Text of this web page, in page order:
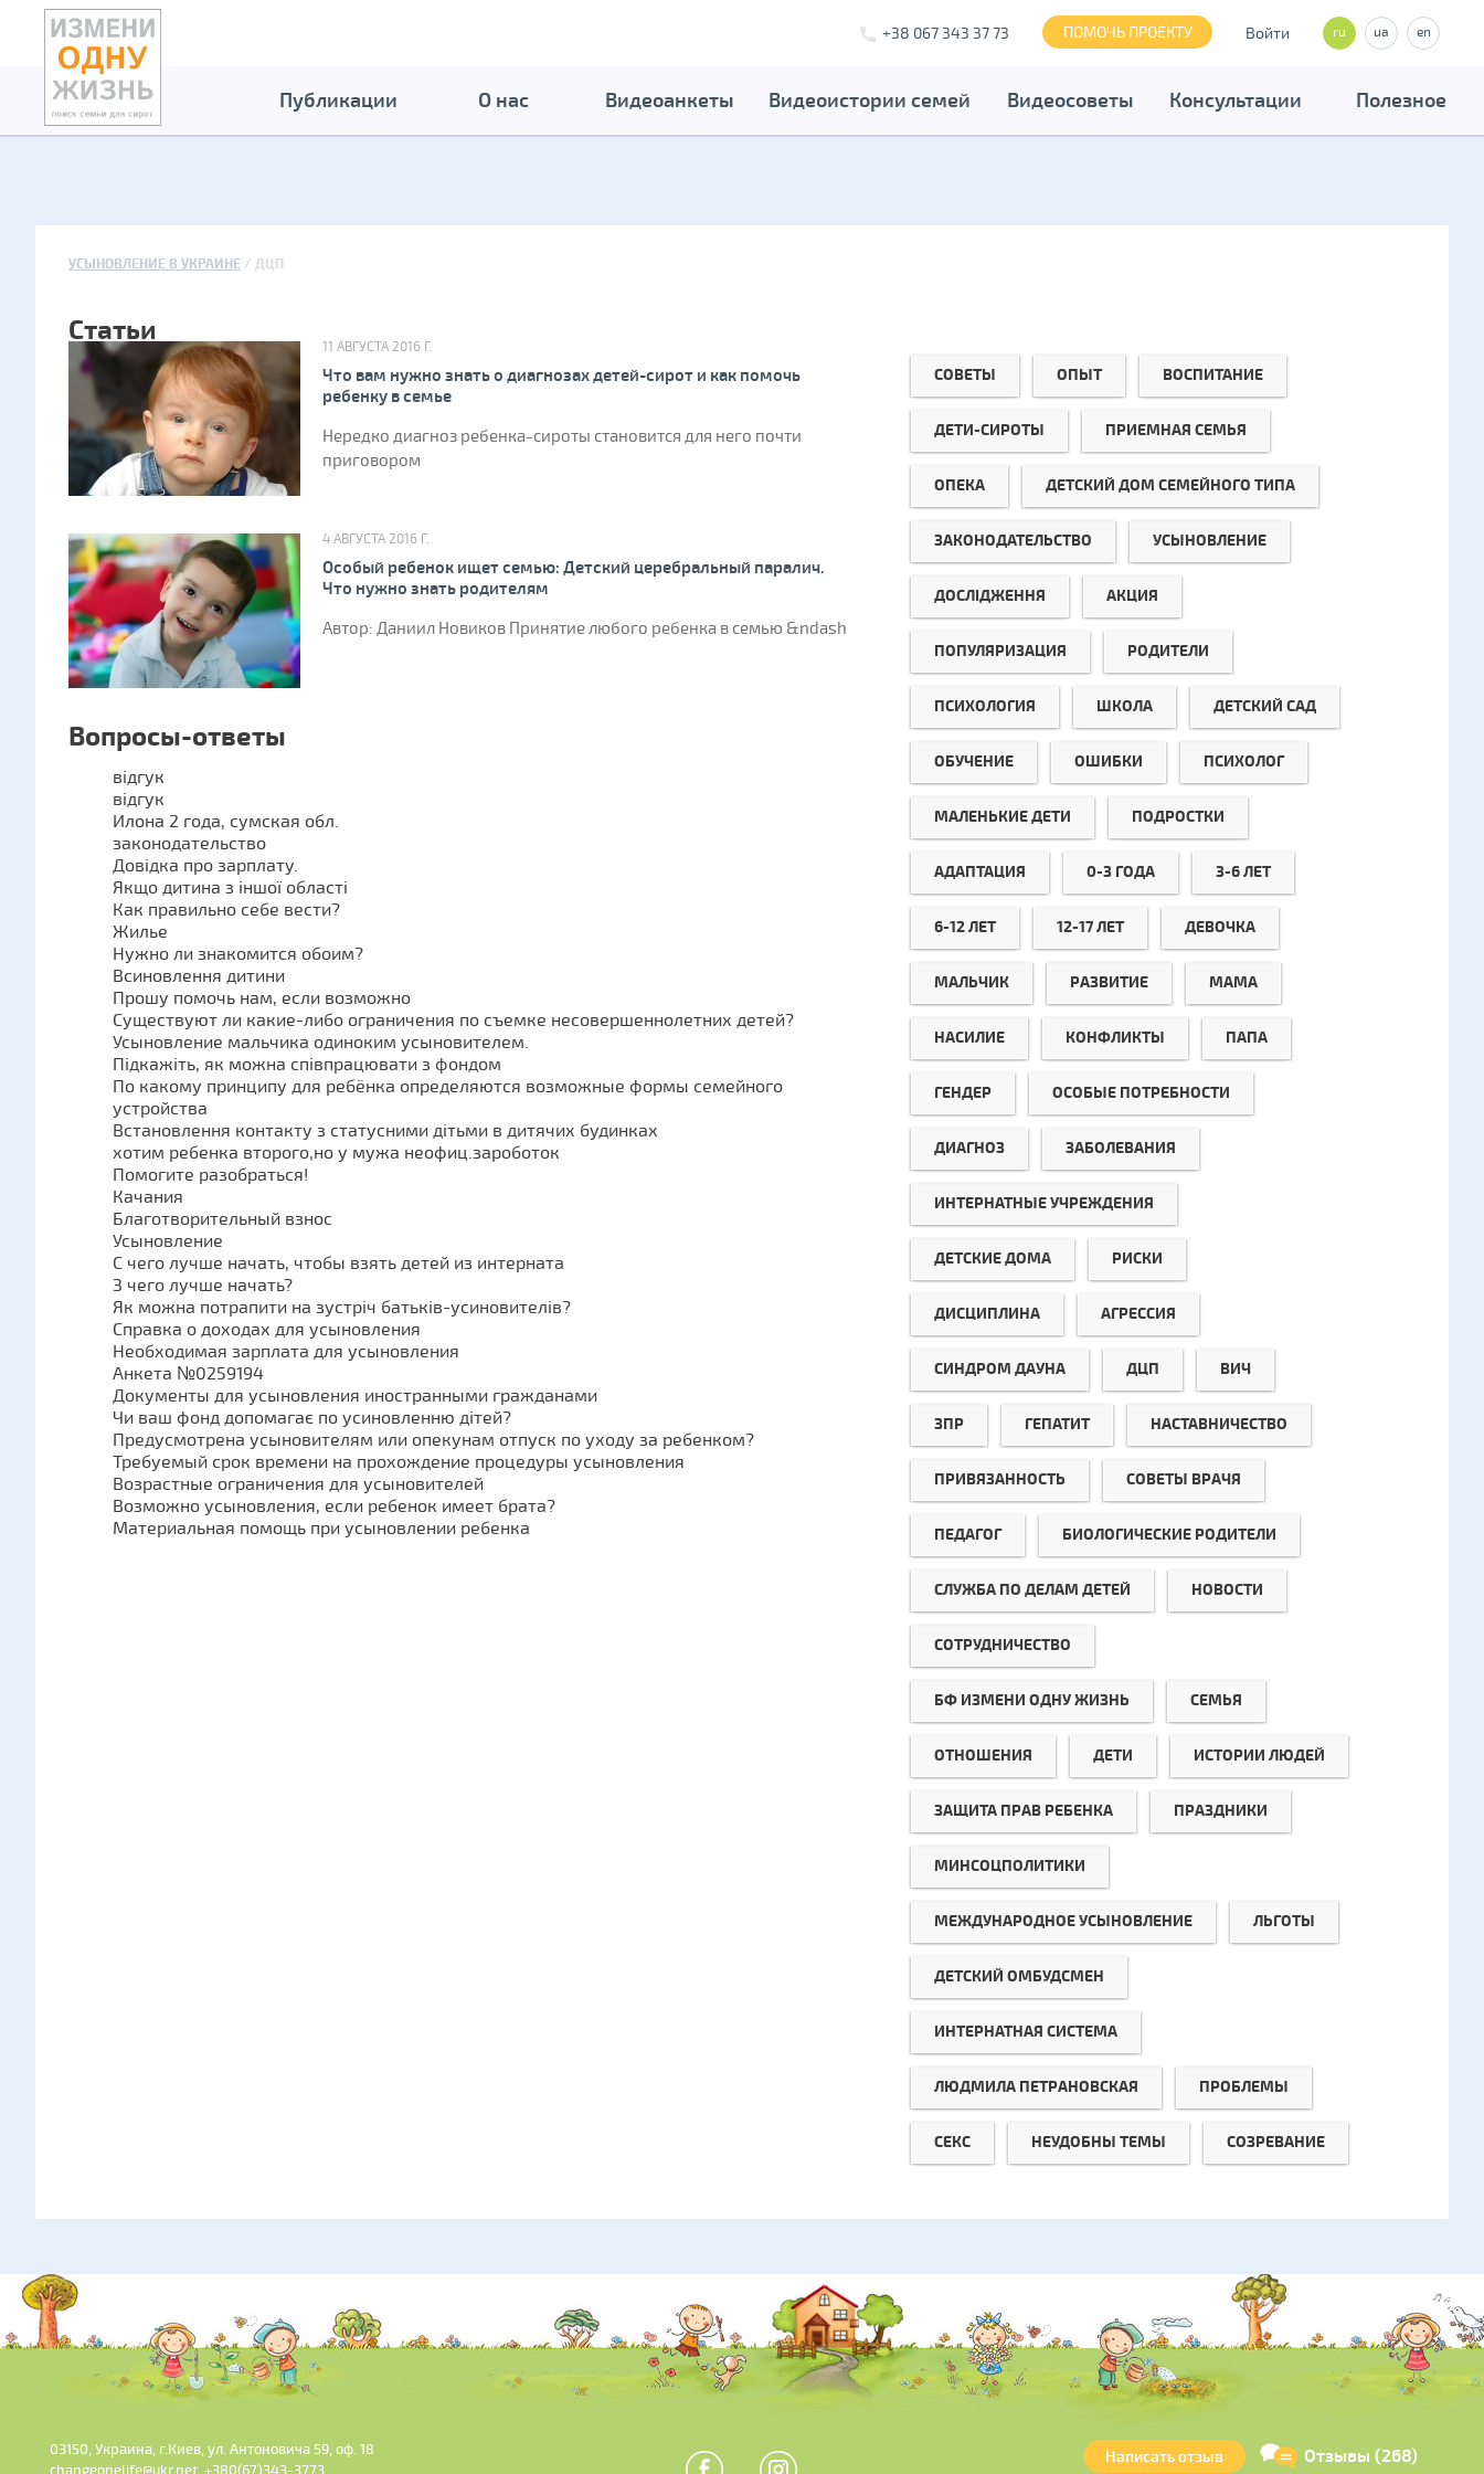
+38 067 343 37 73 ПОМОЧЬ ПРОЕКТУ Войти ru ua en
Публикации О нас Видеоанкеты Видеоистории семей Видеосоветы Консультации Полезное
УСЫНОВЛЕНИЕ В УКРАИНЕ ДЦП
Статьи
11 АВГУСТА 2016 Г.
Что вам нужно знать о диагнозах детей-сирот и как помочь
ребенку в семье
Нередко диагноз ребенка-сироты становится для него почти
приговором
4 АВГУСТА 2016 Г.
Особый ребенок ищет семью: Детский церебральный паралич.
Что нужно знать родителям
Автор: Даниил Новиков Принятие любого ребенка в семью &ndash
Вопросы-ответы
відгук
відгук
Илона 2 года, сумская обл.
законодательство
Довідка про зарплату.
Якщо дитина з іншої області
Как правильно себе вести?
Жилье
Нужно ли знакомится обоим?
Всиновлення дитини
Прошу помочь нам, если возможно
Существуют ли какие-либо ограничения по съемке несовершеннолетних детей?
Усыновление мальчика одиноким усыновителем.
Підкажіть, як можна співпрацювати з фондом
По какому принципу для ребёнка определяются возможные формы семейного
устройства
Встановлення контакту з статусними дітьми в дитячих будинках
хотим ребенка второго,но у мужа неофиц.зароботок
Помогите разобраться!
Качания
Благотворительный взнос
Усыновление
С чего лучше начать, чтобы взять детей из интерната
З чего лучше начать?
Як можна потрапити на зустріч батьків-усиновителів?
Справка о доходах для усыновления
Необходимая зарплата для усыновления
Анкета №0259194
Документы для усыновления иностранными гражданами
Чи ваш фонд допомагає по усиновленню дітей?
Предусмотрена усыновителям или опекунам отпуск по уходу за ребенком?
Требуемый срок времени на прохождение процедуры усыновления
Возрастные ограничения для усыновителей
Возможно усыновления, если ребенок имеет брата?
Материальная помощь при усыновлении ребенка
СОВЕТЫ ОПЫТ ВОСПИТАНИЕ
ДЕТИ-СИРОТЫ ПРИЕМНАЯ СЕМЬЯ
ОПЕКА ДЕТСКИЙ ДОМ СЕМЕЙНОГО ТИПА
ЗАКОНОДАТЕЛЬСТВО УСЫНОВЛЕНИЕ
ДОСЛІДЖЕННЯ АКЦИЯ
ПОПУЛЯРИЗАЦИЯ РОДИТЕЛИ
ПСИХОЛОГИЯ ШКОЛА ДЕТСКИЙ САД
ОБУЧЕНИЕ ОШИБКИ ПСИХОЛОГ
МАЛЕНЬКИЕ ДЕТИ ПОДРОСТКИ
АДАПТАЦИЯ 0-3 ГОДА 3-6 ЛЕТ
6-12 ЛЕТ 12-17 ЛЕТ ДЕВОЧКА
МАЛЬЧИК РАЗВИТИЕ МАМА
НАСИЛИЕ КОНФЛИКТЫ ПАПА
ГЕНДЕР ОСОБЫЕ ПОТРЕБНОСТИ
ДИАГНОЗ ЗАБОЛЕВАНИЯ
ИНТЕРНАТНЫЕ УЧРЕЖДЕНИЯ
ДЕТСКИЕ ДОМА РИСКИ
ДИСЦИПЛИНА АГРЕССИЯ
СИНДРОМ ДАУНА ДЦП ВИЧ
ЗПР ГЕПАТИТ НАСТАВНИЧЕСТВО
ПРИВЯЗАННОСТЬ СОВЕТЫ ВРАЧЯ
ПЕДАГОГ БИОЛОГИЧЕСКИЕ РОДИТЕЛИ
СЛУЖБА ПО ДЕЛАМ ДЕТЕЙ НОВОСТИ
СОТРУДНИЧЕСТВО
БФ ИЗМЕНИ ОДНУ ЖИЗНЬ СЕМЬЯ
ОТНОШЕНИЯ ДЕТИ ИСТОРИИ ЛЮДЕЙ
ЗАЩИТА ПРАВ РЕБЕНКА ПРАЗДНИКИ
МИНСОЦПОЛИТИКИ
МЕЖДУНАРОДНОЕ УСЫНОВЛЕНИЕ ЛЬГОТЫ
ДЕТСКИЙ ОМБУДСМЕН
ИНТЕРНАТНАЯ СИСТЕМА
ЛЮДМИЛА ПЕТРАНОВСКАЯ ПРОБЛЕМЫ
СЕКС НЕУДОБНЫ ТЕМЫ СОЗРЕВАНИЕ
03150, Украина, г.Киев, ул. Антоновича 59, оф. 18
Написать отзыв Отзывы (268)